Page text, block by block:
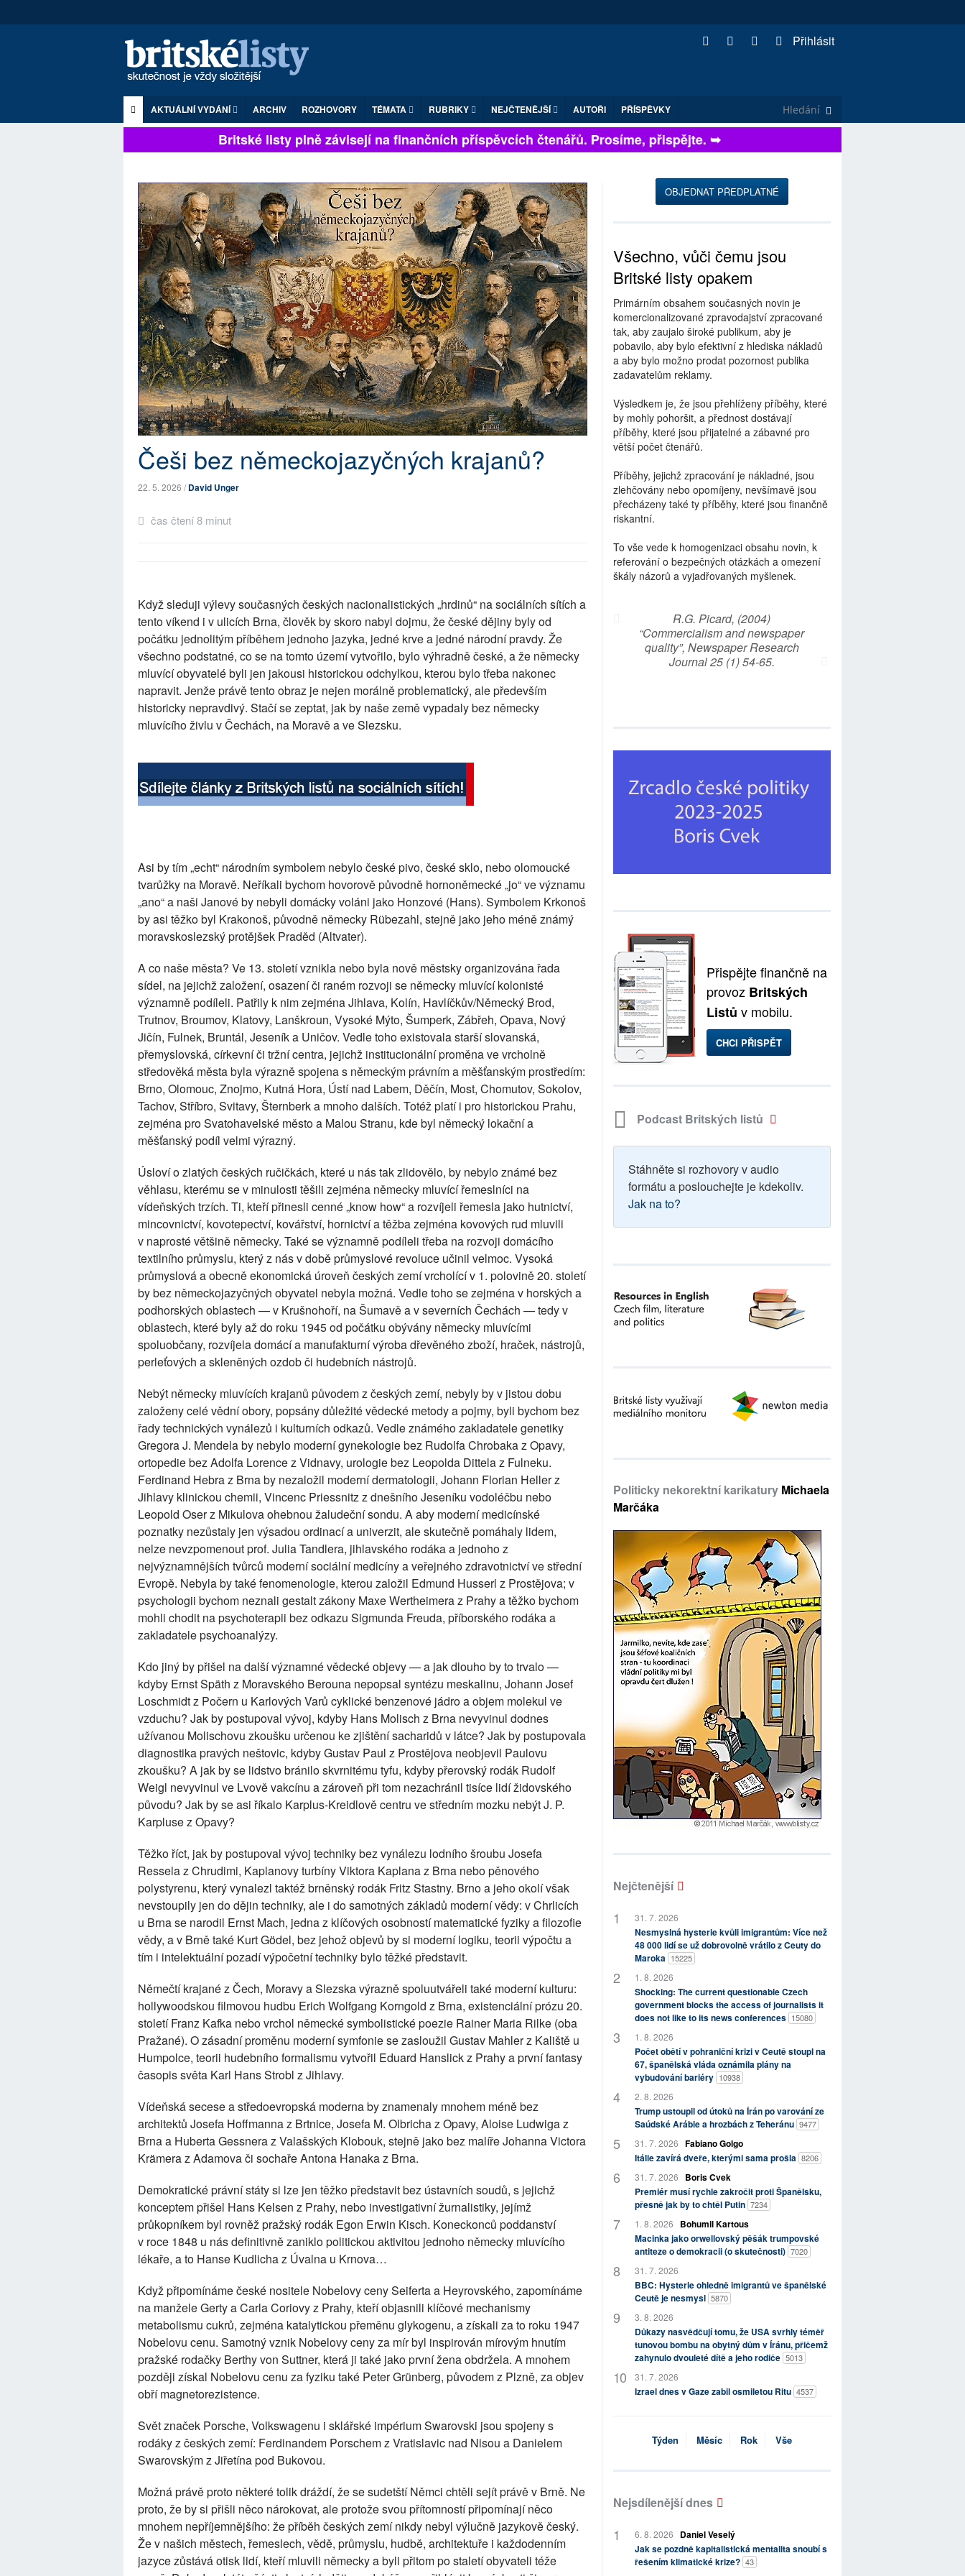
Přihlásit
AKTUÁLNÍ VYDÁNÍ ARCHIV ROZHOVORY TÉMATA RUBRIKY NEJČTENĚJŠÍ AUTOŘI PŘÍSPĚVKY
Britské listy plně závisejí na finančních příspěvcích čtenářů. Prosíme, přispějte. ➥
Češi bez německojazyčných krajanů?
22. 5. 2026 /David Unger
čas čtení 8 minut
Když sleduji výlevy současných českých nacionalistických „hrdinů“ na sociálních sítích a
tento víkend i v ulicích Brna, člověk by skoro nabyl dojmu, že české dějiny byly od
počátku jednolitým příběhem jednoho jazyka, jedné krve a jedné národní pravdy. Že
všechno podstatné, co se na tomto území vytvořilo, bylo výhradně české, a že německy
mluvící obyvatelé byli jen jakousi historickou odchylkou, kterou bylo třeba nakonec
napravit. Jenže právě tento obraz je nejen morálně problematický, ale především
historicky nepravdivý. Stačí se zeptat, jak by naše země vypadaly bez německy
mluvícího živlu v Čechách, na Moravě a ve Slezsku.
Asi by tím „echt“ národním symbolem nebylo české pivo, české sklo, nebo olomoucké
tvarůžky na Moravě. Neříkali bychom hovorově původně hornoněmecké „jo“ ve významu
„ano“ a naši Janové by nebyli domácky voláni jako Honzové (Hans). Symbolem Krkonoš
by asi těžko byl Krakonoš, původně německy Rübezahl, stejně jako jeho méně známý
moravskoslezský protějšek Praděd (Altvater).
A co naše města? Ve 13. století vznikla nebo byla nově městsky organizována řada
sídel, na jejichž založení, osazení či raném rozvoji se německy mluvící kolonisté
významně podíleli. Patřily k nim zejména Jihlava, Kolín, Havlíčkův/Německý Brod,
Trutnov, Broumov, Klatovy, Lanškroun, Vysoké Mýto, Šumperk, Zábřeh, Opava, Nový
Jičín, Fulnek, Bruntál, Jeseník a Uničov. Vedle toho existovala starší slovanská,
přemyslovská, církevní či tržní centra, jejichž institucionální proměna ve vrcholně
středověká města byla výrazně spojena s německým právním a měšťanským prostředím:
Brno, Olomouc, Znojmo, Kutná Hora, Ústí nad Labem, Děčín, Most, Chomutov, Sokolov,
Tachov, Stříbro, Svitavy, Šternberk a mnoho dalších. Totéž platí i pro historickou Prahu,
zejména pro Svatohavelské město a Malou Stranu, kde byl německý lokační a
měšťanský podíl velmi výrazný.
Úsloví o zlatých českých ručičkách, které u nás tak zlidovělo, by nebylo známé bez
věhlasu, kterému se v minulosti těšili zejména německy mluvící řemeslníci na
vídeňských trzích. Ti, kteří přinesli cenné „know how“ a rozvíjeli řemesla jako hutnictví,
mincovnictví, kovotepectví, kovářství, hornictví a těžba zejména kovových rud mluvili
v naprosté většině německy. Také se významně podíleli třeba na rozvoji domácího
textilního průmyslu, který z nás v době průmyslové revoluce učinil velmoc. Vysoká
průmyslová a obecně ekonomická úroveň českých zemí vrcholící v 1. polovině 20. století
by bez německojazyčných obyvatel nebyla možná. Vedle toho se zejména v horských a
podhorských oblastech — v Krušnohoří, na Šumavě a v severních Čechách — tedy v
oblastech, které byly až do roku 1945 od počátku obývány německy mluvícími
spoluobčany, rozvíjela domácí a manufakturní výroba dřevěného zboží, hraček, nástrojů,
perleťových a skleněných ozdob či hudebních nástrojů.
Nebýt německy mluvících krajanů původem z českých zemí, nebyly by v jistou dobu
založeny celé vědní obory, popsány důležité vědecké metody a pojmy, byli bychom bez
řady technických vynálezů i kulturních odkazů. Vedle známého zakladatele genetiky
Gregora J. Mendela by nebylo moderní gynekologie bez Rudolfa Chrobaka z Opavy,
ortopedie bez Adolfa Lorence z Vidnavy, urologie bez Leopolda Dittela z Fulneku.
Ferdinand Hebra z Brna by nezaložil moderní dermatologii, Johann Florian Heller z
Jihlavy klinickou chemii, Vincenc Priessnitz z dnešního Jeseníku vodoléčbu nebo
Leopold Oser z Mikulova ohebnou žaludeční sondu. A aby moderní medicínské
poznatky nezůstaly jen výsadou ordinací a univerzit, ale skutečně pomáhaly lidem,
nelze nevzpomenout prof. Julia Tandlera, jihlavského rodáka a jednoho z
nejvýznamnějších tvůrců moderní sociální medicíny a veřejného zdravotnictví ve střední
Evropě. Nebyla by také fenomenologie, kterou založil Edmund Husserl z Prostějova; v
psychologii bychom neznali gestalt zákony Maxe Wertheimera z Prahy a těžko bychom
mohli chodit na psychoterapii bez odkazu Sigmunda Freuda, příborského rodáka a
zakladatele psychoanalýzy.
Kdo jiný by přišel na další významné vědecké objevy — a jak dlouho by to trvalo —
kdyby Ernst Späth z Moravského Berouna nepopsal syntézu meskalinu, Johann Josef
Loschmidt z Počern u Karlových Varů cyklické benzenové jádro a objem molekul ve
vzduchu? Jak by postupoval vývoj, kdyby Hans Molisch z Brna nevyvinul dodnes
užívanou Molischovu zkoušku určenou ke zjištění sacharidů v látce? Jak by postupovala
diagnostika pravých neštovic, kdyby Gustav Paul z Prostějova neobjevil Paulovu
zkoušku? A jak by se lidstvo bránilo skvrnitému tyfu, kdyby přerovský rodák Rudolf
Weigl nevyvinul ve Lvově vakcínu a zároveň při tom nezachránil tisíce lidí židovského
původu? Jak by se asi říkalo Karplus-Kreidlově centru ve středním mozku nebýt J. P.
Karpluse z Opavy?
Těžko říct, jak by postupoval vývoj techniky bez vynálezu lodního šroubu Josefa
Ressela z Chrudimi, Kaplanovy turbíny Viktora Kaplana z Brna nebo pěnového
polystyrenu, který vynalezl taktéž brněnský rodák Fritz Stastny. Brno a jeho okolí však
nevstoupily jen do dějin techniky, ale i do samotných základů moderní vědy: v Chrlicích
u Brna se narodil Ernst Mach, jedna z klíčových osobností matematické fyziky a filozofie
vědy, a v Brně také Kurt Gödel, bez jehož objevů by si moderní logiku, teorii výpočtu a
tím i intelektuální pozadí výpočetní techniky bylo těžké představit.
Němečtí krajané z Čech, Moravy a Slezska výrazně spoluutvářeli také moderní kulturu:
hollywoodskou filmovou hudbu Erich Wolfgang Korngold z Brna, existenciální prózu 20.
století Franz Kafka nebo vrchol německé symbolistické poezie Rainer Maria Rilke (oba
Pražané). O zásadní proměnu moderní symfonie se zasloužil Gustav Mahler z Kaliště u
Humpolce, teorii hudebního formalismu vytvořil Eduard Hanslick z Prahy a první fantasy
časopis světa Karl Hans Strobl z Jihlavy.
Vídeňská secese a středoevropská moderna by znamenaly mnohem méně bez
architektů Josefa Hoffmanna z Brtnice, Josefa M. Olbricha z Opavy, Aloise Ludwiga z
Brna a Huberta Gessnera z Valašských Klobouk, stejně jako bez malíře Johanna Victora
Krämera z Adamova či sochaře Antona Hanaka z Brna.
Demokratické právní státy si lze jen těžko představit bez ústavních soudů, s jejichž
konceptem přišel Hans Kelsen z Prahy, nebo investigativní žurnalistiky, jejímž
průkopníkem byl rovněž pražský rodák Egon Erwin Kisch. Koneckonců poddanství
v roce 1848 u nás definitivně zaniklo politickou aktivitou jednoho německy mluvícího
lékaře, a to Hanse Kudlicha z Úvalna u Krnova…
Když připomínáme české nositele Nobelovy ceny Seiferta a Heyrovského, zapomínáme
na manžele Gerty a Carla Coriovy z Prahy, kteří objasnili klíčové mechanismy
metabolismu cukrů, zejména katalytickou přeměnu glykogenu, a získali za to roku 1947
Nobelovu cenu. Samotný vznik Nobelovy ceny za mír byl inspirován mírovým hnutím
pražské rodačky Berthy von Suttner, která ji také jako první žena obdržela. A mnohem
později získal Nobelovu cenu za fyziku také Peter Grünberg, původem z Plzně, za objev
obří magnetorezistence.
Svět značek Porsche, Volkswagenu i sklářské impérium Swarovski jsou spojeny s
rodáky z českých zemí: Ferdinandem Porschem z Vratislavic nad Nisou a Danielem
Swarovským z Jiřetína pod Bukovou.
Možná právě proto některé tolik dráždí, že se sudetští Němci chtěli sejít právě v Brně. Ne
proto, že by si přišli něco nárokovat, ale protože svou přítomností připomínají něco
mnohem nepříjemnějšího: že příběh českých zemí nikdy nebyl výlučně jazykově český.
Že v našich městech, řemeslech, vědě, průmyslu, hudbě, architektuře i každodenním
jazyce zůstává otisk lidí, kteří mluvili německy a byli přitom po staletí obyvateli téže
OBJEDNAT PŘEDPLATNÉ
Všechno, vůči čemu jsou
Britské listy opakem
Primárním obsahem současných novin je
komercionalizované zpravodajství zpracované
tak, aby zaujalo široké publikum, aby je
pobavilo, aby bylo efektivní z hlediska nákladů
a aby bylo možno prodat pozornost publika
zadavatelům reklamy.
Výsledkem je, že jsou přehlíženy příběhy, které
by mohly pohoršit, a přednost dostávají
příběhy, které jsou přijatelné a zábavné pro
větší počet čtenářů.
Příběhy, jejichž zpracování je nákladné, jsou
zlehčovány nebo opomíjeny, nevšímavě jsou
přecházeny také ty příběhy, které jsou finančně
riskantní.
To vše vede k homogenizaci obsahu novin, k
referování o bezpečných otázkách a omezení
škály názorů a vyjadřovaných myšlenek.
R.G. Picard, (2004)
“Commercialism and newspaper
quality”, Newspaper Research
Journal 25 (1) 54-65.
Přispějte finančně na
provoz Britských
Listů v mobilu.
CHCI PŘISPĚT
Podcast Britských listů
Stáhněte si rozhovory v audio
formátu a poslouchejte je kdekoliv.
Jak na to?
Politicky nekorektní karikatury Michaela
Marčáka
Nejčtenější
31. 7. 2026
Nesmyslná hysterie kvůli imigrantům: Více než
48 000 lidí se už dobrovolně vrátilo z Ceuty do
Maroka 15225
1. 8. 2026
Shocking: The current questionable Czech
government blocks the access of journalists it
does not like to its news conferences 15080
1. 8. 2026
Počet obětí v pohraniční krizi v Ceutě stoupl na
67, španělská vláda oznámila plány na
vybudování bariéry 10938
2. 8. 2026
Trump ustoupil od útoků na Írán po varování ze
Saúdské Arábie a hrozbách z Teheránu 9477
31. 7. 2026 Fabiano Golgo
Itálie zavírá dveře, kterými sama prošla 8206
31. 7. 2026
Boris Cvek
Premiér musí rychle zakročit proti Španělsku,
přesně jak by to chtěl Putin 7234
1. 8. 2026
Bohumil Kartous
Macinka jako orwellovský pěšák trumpovské
antiteze o demokracii (o skutečnosti) 7020
31. 7. 2026
BBC: Hysterie ohledně imigrantů ve španělské
Ceutě je nesmysl 5870
3. 8. 2026
Důkazy nasvědčují tomu, že USA svrhly téměř
tunovou bombu na obytný dům v Íránu, přičemž
zahynulo dvouleté dítě a jeho rodiče 5013
31. 7. 2026
Izrael dnes v Gaze zabil osmiletou Ritu 4537
Týden Měsíc Rok Vše
Nejsdílenější dnes
6. 8. 2026
Daniel Veselý
Jak se pozdně kapitalistická mentalita snoubí s
řešením klimatické krize? 43